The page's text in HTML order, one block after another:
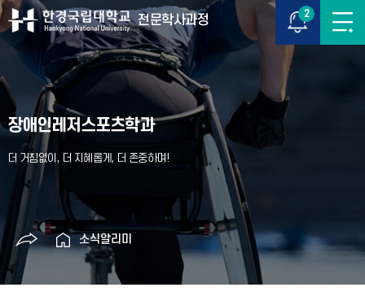
전문학사과정 2
장애인레저스포츠학과
소식알리미